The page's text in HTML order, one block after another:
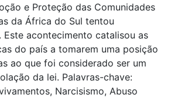
e Proteção das Comunidades
da África do Sul tentou
Este acontecimento catalisou as
do país a tomarem uma posição
ao que foi considerado ser um
da lei. Palavras-chave:
Narcisismo, Abuso